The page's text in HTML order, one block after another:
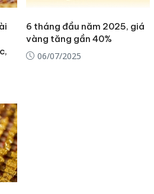
6 tháng đầu năm 2025, giá
vàng tăng gần 40%
06/07/2025